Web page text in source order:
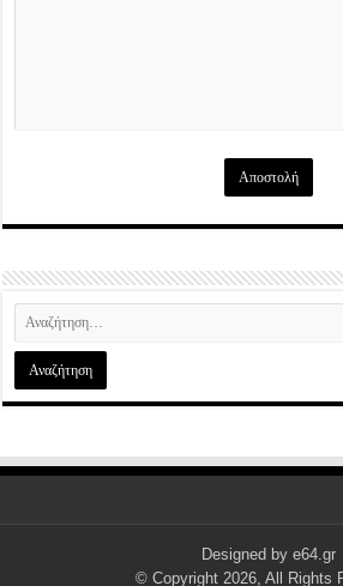
Designed by e64.gr
© Copyright 2026, All Rights